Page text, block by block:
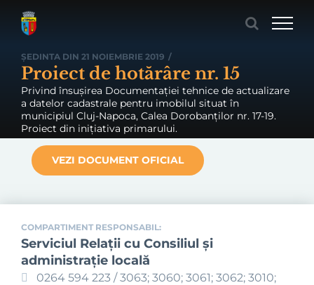
ȘEDINTA DIN 21 NOIEMBRIE 2019 /
Proiect de hotărâre nr. 15
Privind însușirea Documentației tehnice de actualizare
a datelor cadastrale pentru imobilul situat în
municipiul Cluj-Napoca, Calea Dorobanților nr. 17-19.
Proiect din inițiativa primarului.
VEZI DOCUMENT OFICIAL
COMPARTIMENT RESPONSABIL:
Serviciul Relaţii cu Consiliul şi
administraţie locală
0264 594 223 / 3063; 3060; 3061; 3062; 3010;